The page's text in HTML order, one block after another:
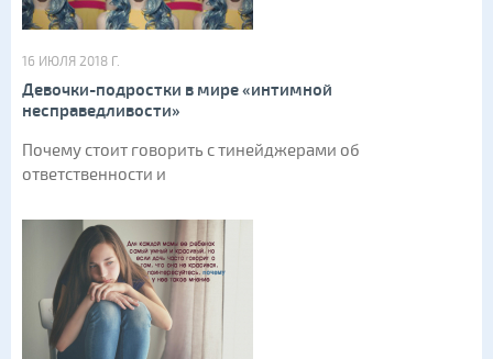
16 ИЮЛЯ 2018 Г.
Девочки-подростки в мире «интимной
несправедливости»
Почему стоит говорить с тинейджерами об
ответственности и